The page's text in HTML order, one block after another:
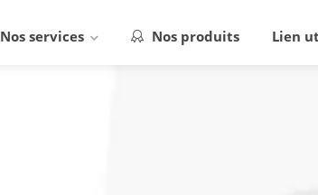
Nos services Nos produits Lien